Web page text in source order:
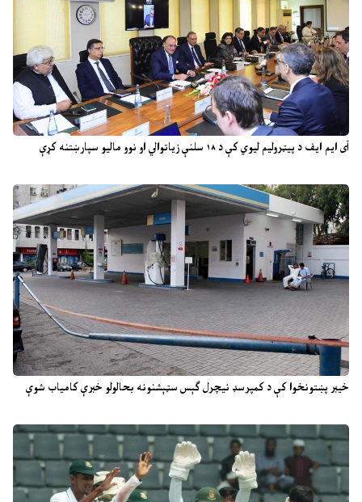
آی ایم ایف د پیټرولیم لیوي کې د ۱۸ سلنې زیاتوالي او نوو مالیو سپارښتنه کړې
خیبر پښتونخوا کې د کمپرسډ نیچرل ګېس سټېشنونه بحالولو خبرې کامیاب شوې